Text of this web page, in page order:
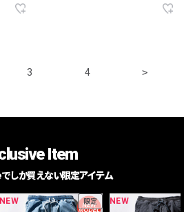
3 4 >
Item
しか買えない限定アイテム
NEW 限定 NEW